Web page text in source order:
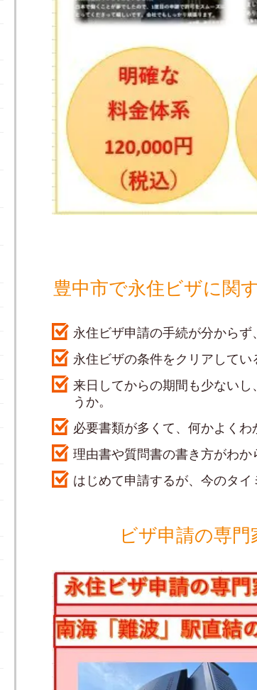
豊中市で永住ビザに関
永住ビザ申請の手続が分からず
永住ビザの条件をクリアしてい
来日してからの期間も少ない
うか。
必要書類が多くて、何かよくわ
理由書や質問書の書き方がわか
はじめて申請するが、今のタ
ビザ申請の専